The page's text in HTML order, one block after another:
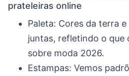
prateleiras online
Paleta: Cores da terra
juntas, refletindo o que
sobre moda 2026.
Estampas: Vemos